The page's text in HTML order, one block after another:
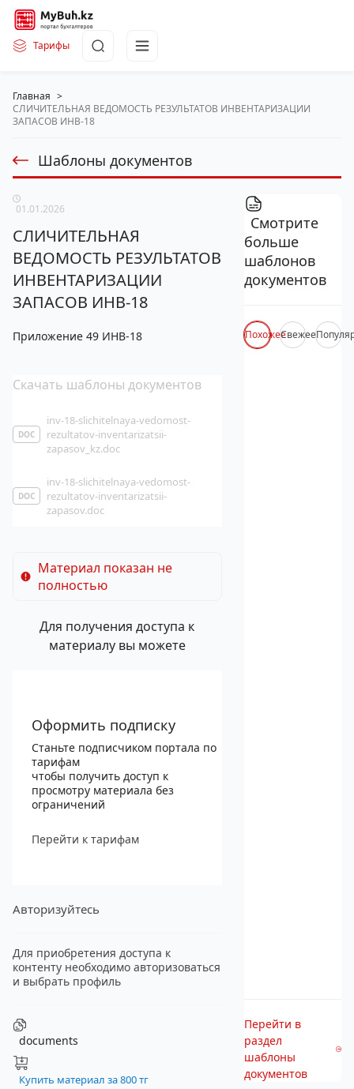
Тарифы
Главная >
СЛИЧИТЕЛЬНАЯ ВЕДОМОСТЬ РЕЗУЛЬТАТОВ ИНВЕНТАРИЗАЦИИ
ЗАПАСОВ ИНВ-18
Шаблоны документов
01.01.2026
СЛИЧИТЕЛЬНАЯ
ВЕДОМОСТЬ РЕЗУЛЬТАТОВ
ИНВЕНТАРИЗАЦИИ
ЗАПАСОВ ИНВ-18
Приложение 49 ИНВ-18
Скачать шаблоны документов
DOC
inv-18-slichitelnaya-vedomost-
rezultatov-inventarizatsii-
zapasov_kz.doc
DOC
inv-18-slichitelnaya-vedomost-
rezultatov-inventarizatsii-
zapasov.doc
Материал показан не
полностью
Для получения доступа к
материалу вы можете
Оформить подписку
Станьте подписчиком портала по
тарифам
чтобы получить доступ к
просмотру материала без
ограничений
Перейти к тарифам
Авторизуйтесь
Для приобретения доступа к
контенту необходимо авторизоваться
и выбрать профиль
documents
Купить материал за 800 тг
Смотрите
больше
шаблонов
документов
ПохожееСвежее
Перейти в
раздел
шаблоны
документов